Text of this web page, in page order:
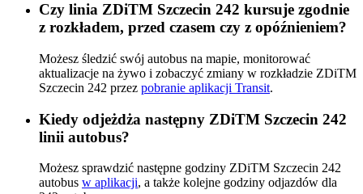
Czy linia ZDiTM Szczecin 242 kursuje zgodnie
z rozkładem, przed czasem czy z opóźnieniem?
Możesz śledzić swój autobus na mapie, monitorować
aktualizacje na żywo i zobaczyć zmiany w rozkładzie ZDiTM
Szczecin 242 przez pobranie aplikacji Transit.
Kiedy odjeżdża następny ZDiTM Szczecin 242
linii autobus?
Możesz sprawdzić następne godziny ZDiTM Szczecin 242
autobus w aplikacji, a także kolejne godziny odjazdów dla